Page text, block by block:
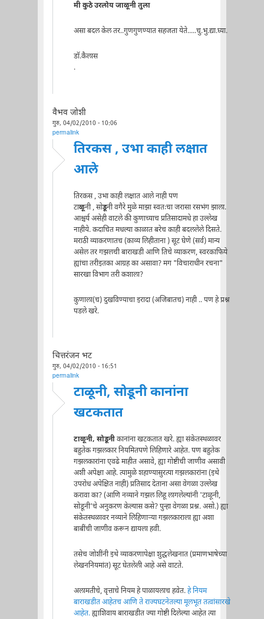
मी कुठे उरलोय जाळूनी तुला
असा बदल केल तर..गुणगुणण्यात सहजता येते.....चु.भु.द्या.घ्या.
डॉ.कैलास
.
वैभव जोशी
गुरु, 04/02/2010 - 10:06
permalink
तिरकस , उभा काही लक्षात
आले
तिरकस , उभा काही लक्षात आले नाही पण
टाळूनी , सोडूनी वगैरे मुळे माझा स्वतःचा जरासा रसभंग झाला.
आश्चर्य असेही वाटले की कुणाच्याच प्रतिसादामधे हा उल्लेख
नाहीये. कदाचित मधल्या काळात बरेच काही बदललेले दिसते.
मराठी व्याकरणातच (काव्य लिहीताना ) सूट घेणे (सर्व) मान्य
असेल तर गझलची बाराखडी आणि तिचे व्याकरण, स्वरकाफिये
ह्यांचा तरीइतका आग्रह का असावा? मग "विचाराधीन रचना"
सारखा विभाग तरी कशाला?
कुणाला(च) दुखविण्याचा इरादा (अजिबातच) नाही .. पण हे प्रश्न
पडले खरे.
चित्तरंजन भट
गुरु, 04/02/2010 - 16:51
permalink
टाळूनी, सोडूनी कानांना
खटकतात
टाळूनी, सोडूनीकानांना खटकतात खरे. ह्या संकेतस्थळावर
बहुतेक गझलकार नियमितपणे लिहिणारे आहेत. पण बहुतेक
गझलकारांना एवढे माहीत असावे, ह्या गोष्टीची जाणीव असावी
अशी अपेक्षा आहे. त्यामुळे शहाण्यासुरत्या गझलकारांना (इथे
उपरोध अपेक्षित नाही) प्रतिसाद देताना असा वेगळा उल्लेख
करावा का? (आणि नव्याने गझल लिहू लागलेल्यांनी 'टाळूनी,
सोडूनी'चे अनुकरण केल्यास कसे? पुन्हा वेगळा प्रश्न. असो.) ह्या
संकेतस्थळावर नव्याने लिहिणाऱ्या गझलकाराला ह्या अशा
बाबींची जाणीव करून द्यायला हवी.
तसेच जोशींनी इथे व्याकरणापेक्षा शुद्धलेखनात (प्रमाणभाषेच्या
लेखननियमांत) सूट घेतलेली आहे असे वाटते.
अलामतीचे, वृत्ताचे नियम हे पाळायलाच हवेत.हे नियम
बाराखडीत आहेतच आणि ते राज्यघटनेतल्या मूलभूत तत्वांसारखे
आहेत.ह्याशिवाय बाराखडीत ज्या गोष्टी दिलेल्या आहेत त्या